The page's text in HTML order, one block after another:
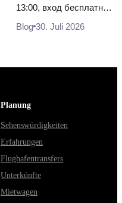
mit dem Kreml
13:00, вход бесплатный.
расходятся в днях, чем
Blog 30. Juli 2026
Planung
Sehenswürdigkeiten
Erfahrungen
Flughafentransfers
Unterkünfte
Mietwagen